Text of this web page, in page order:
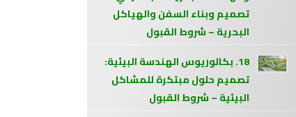
تصميم وبناء السفن والهياكل
البحرية – شروط القبول
18. بكالوريوس الهندسة البيئية:
تصميم حلول مبتكرة للمشاكل
البيئية – شروط القبول